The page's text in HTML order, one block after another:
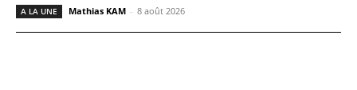
A LA UNE Mathias KAM - 8 août 2026